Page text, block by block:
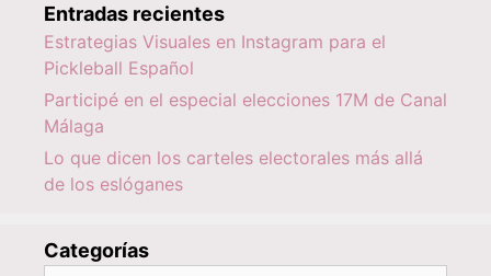
Entradas recientes
Estrategias Visuales en Instagram para el
Pickleball Español
Participé en el especial elecciones 17M de Canal
Málaga
Lo que dicen los carteles electorales más allá
de los eslóganes
Categorías